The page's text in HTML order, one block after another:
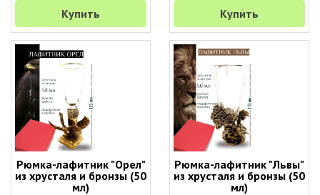
Купить Купить
Рюмка-лафитник "Орел"
из хрусталя и бронзы (50
мл)
Рюмка-лафитник "Львы"
из хрусталя и бронзы (50
мл)